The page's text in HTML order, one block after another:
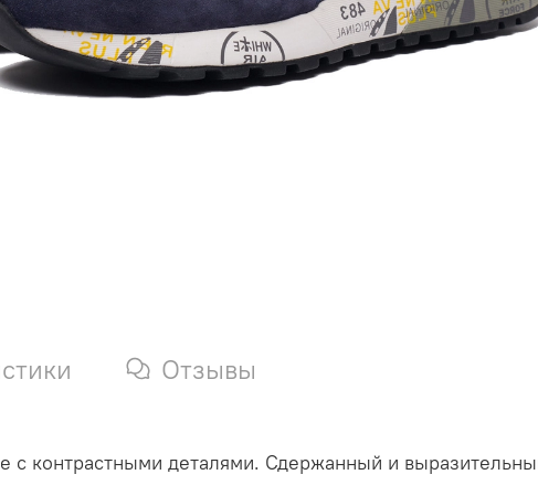
Отзывы
с контрастными деталями. Сдержанный и